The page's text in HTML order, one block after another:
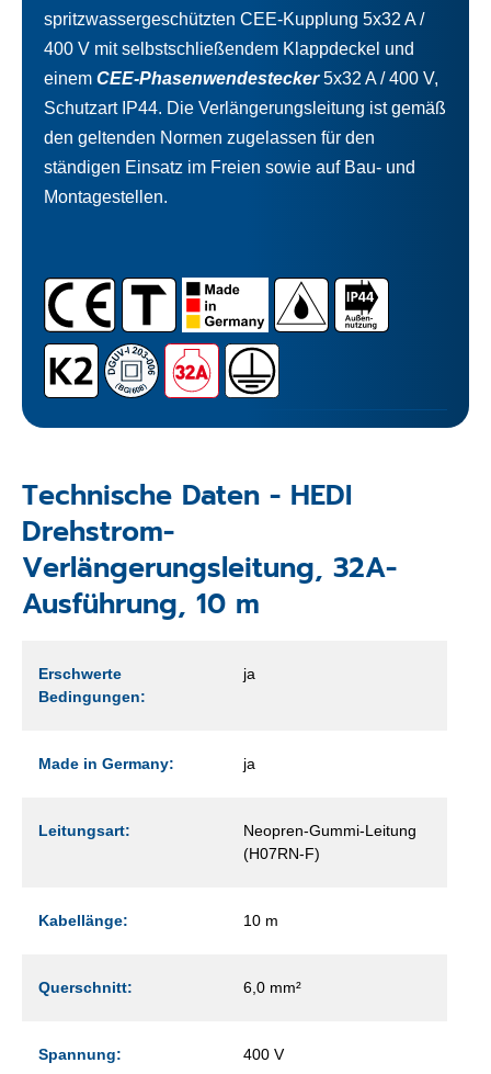
spritzwassergeschützten CEE-Kupplung 5x32 A /
400 V mit selbstschließendem Klappdeckel und
einem CEE-Phasenwendestecker5x32 A / 400 V,
Schutzart IP44. Die Verlängerungsleitung ist gemäß
den geltenden Normen zugelassen für den
ständigen Einsatz im Freien sowie auf Bau- und
Montagestellen.
Technische Daten - HEDI
Drehstrom-
Verlängerungsleitung, 32A-
Ausführung, 10 m
Erschwerte
Bedingungen:
ja
Made in Germany: ja
Leitungsart:
Neopren-Gummi-Leitung
(H07RN-F)
Kabellänge: 10 m
Querschnitt: 6,0 mm²
Spannung: 400 V